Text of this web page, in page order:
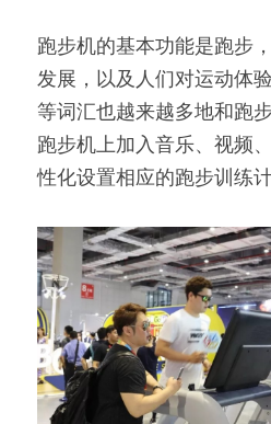
跑步机的基本功能是跑步
发展，以及人们对运动体
等词汇也越来越多地和跑
跑步机上加入音乐、视频
性化设置相应的跑步训练计